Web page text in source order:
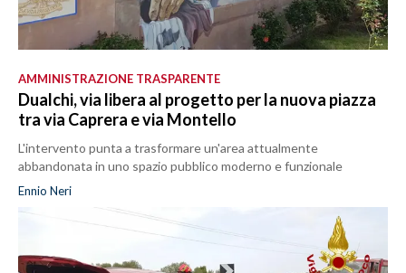
AMMINISTRAZIONE TRASPARENTE
Dualchi, via libera al progetto per la nuova piazza
tra via Caprera e via Montello
L'intervento punta a trasformare un'area attualmente
abbandonata in uno spazio pubblico moderno e funzionale
Ennio Neri